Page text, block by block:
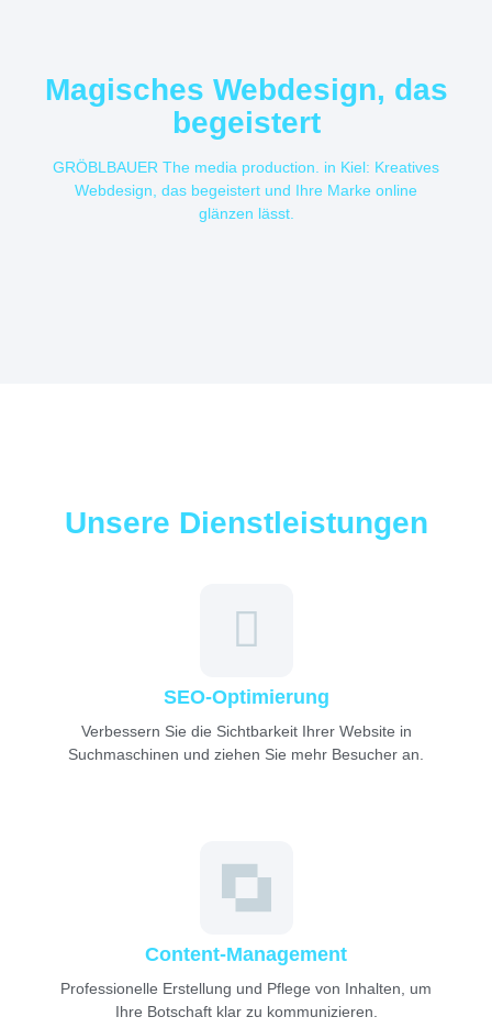
Magisches Webdesign, das
begeistert
GRÖBLBAUER The media production. in Kiel: Kreatives
Webdesign, das begeistert und Ihre Marke online
glänzen lässt.
Unsere Dienstleistungen
SEO-Optimierung
Verbessern Sie die Sichtbarkeit Ihrer Website in
Suchmaschinen und ziehen Sie mehr Besucher an.
Content-Management
Professionelle Erstellung und Pflege von Inhalten, um
Ihre Botschaft klar zu kommunizieren.